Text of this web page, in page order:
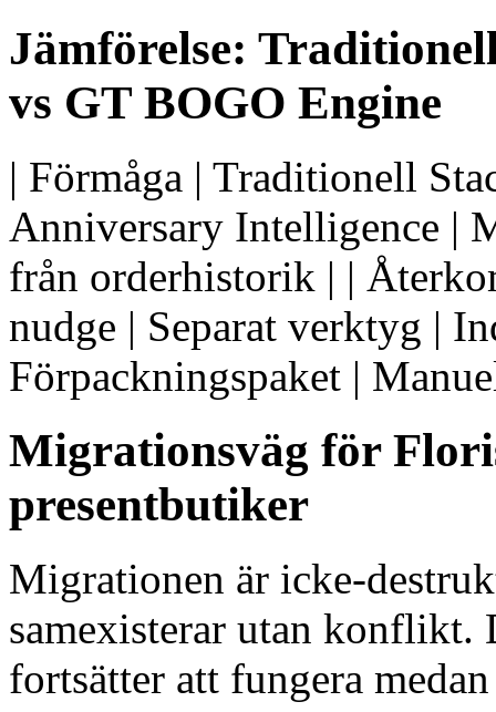
Jämförelse:
vs GT BOGO Engine
| Förmåga | Traditionell
Anniversary Intelligence |
från orderhistorik | |
nudge | Separat verktyg |
Förpackningspaket |
Migrationsväg för
presentbutiker
Migrationen är icke-
samexisterar utan
fortsätter att fungera